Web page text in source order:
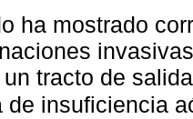
ha mostrado
tracto de
de insuficiencia